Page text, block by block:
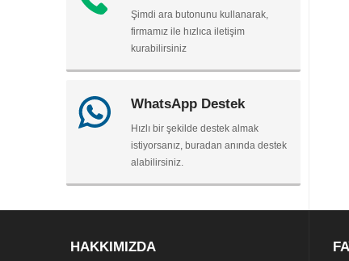
Şimdi ara butonunu kullanarak,
firmamız ile hızlıca iletişim
kurabilirsiniz
WhatsApp Destek
Hızlı bir şekilde destek almak
istiyorsanız, buradan anında destek
alabilirsiniz.
HAKKIMIZDA